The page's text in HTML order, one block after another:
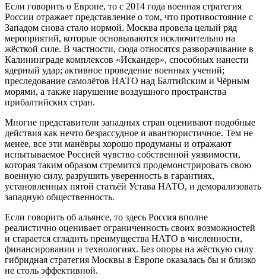
Если говорить о Европе, то с 2014 года военная стратегия
России отражает представление о том, что противостояние с
Западом снова стало нормой. Москва провела целый ряд
мероприятий, которые основываются исключительно на
жёсткой силе. В частности, сюда относятся разворачивание в
Калининграде комплексов «Искандер», способных нанести
ядерный удар; активное проведение военных учений;
преследование самолётов НАТО над Балтийским и Чёрным
морями, а также нарушение воздушного пространства
прибалтийских стран.
Многие представители западных стран оценивают подобные
действия как нечто безрассудное и авантюристичное. Тем не
менее, все эти манёвры хорошо продуманы и отражают
испытываемое Россией чувство собственной уязвимости,
которая таким образом стремится продемонстрировать свою
военную силу, разрушить уверенность в гарантиях,
установленных пятой статьёй Устава НАТО, и деморализовать
западную общественность.
Если говорить об альянсе, то здесь Россия вполне
реалистично оценивает ограниченность своих возможностей
и старается сгладить преимущества НАТО в численности,
финансировании и технологиях. Без опоры на жёсткую силу
гибридная стратегия Москвы в Европе оказалась бы и близко
не столь эффективной.